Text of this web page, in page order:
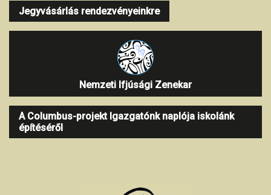
Jegyvásárlás rendezvényeinkre
Nemzeti Ifjúsági Zenekar
A Columbus-projekt Igazgatónk naplója iskolánk
építéséről